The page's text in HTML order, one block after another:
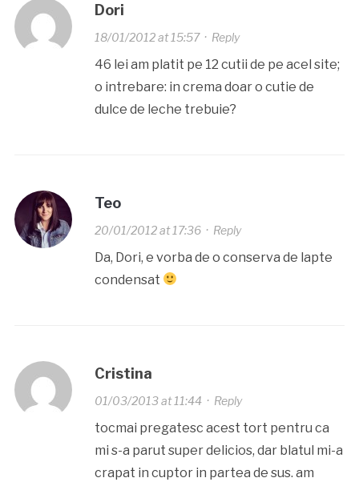
Dori
18/01/2012 at 15:57· Reply
46 lei am platit pe 12 cutii de pe acel site;
o intrebare: in crema doar o cutie de
dulce de leche trebuie?
Teo
20/01/2012 at 17:36· Reply
Da, Dori, e vorba de o conserva de lapte
condensat
Cristina
01/03/2013 at 11:44· Reply
tocmai pregatesc acest tort pentru ca
mi s-a parut super delicios, dar blatul mi-a
crapat in cuptor in partea de sus. am